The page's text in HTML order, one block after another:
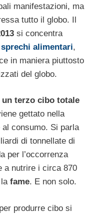
manifestazioni, ma
tutto il globo. Il
si concentra
sprechi alimentari,
in maniera piuttosto
del globo.
un terzo cibo totale
gettato nella
consumo. Si parla
di tonnellate di
per l’occorrenza
a nutrire i circa 870
fame. E non solo.
produrre cibo si